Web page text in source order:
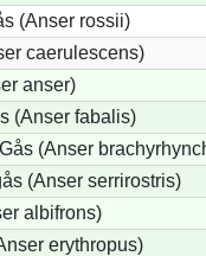
(Anser rossii)
caerulescens)
anser)
(Anser fabalis)
(Anser
(Anser serrirostris)
albifrons)
erythropus)